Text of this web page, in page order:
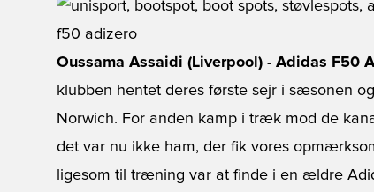
Oussama Assaidi (Liverpool) - Adidas F50
klubben hentet deres første sejr i sæsonen
Norwich. For anden kamp i træk mod de
det var nu ikke ham, der fik vores
ligesom til træning var at finde i en ældre